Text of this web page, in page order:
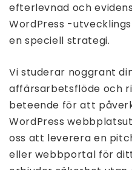
efterlevnad och
WordPress -
en speciell strategi.
Vi studerar noggrant
affärsarbetsflöde och
beteende för att
WordPress
oss att leverera en
eller webbportal för